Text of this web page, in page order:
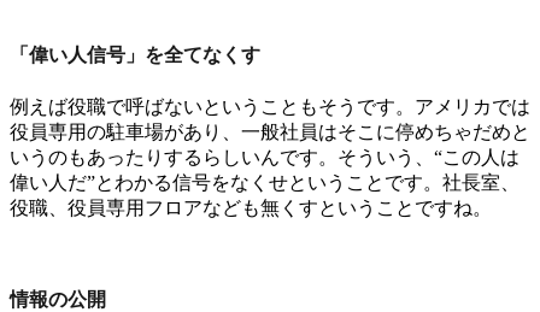
「偉い人信号」を全てなくす
例えば役職で呼ばないということもそうです。アメリカでは
役員専用の駐車場があり、一般社員はそこに停めちゃだめと
いうのもあったりするらしいんです。そういう、“この人は
偉い人だ”とわかる信号をなくせということです。社長室、
役職、役員専用フロアなども無くすということですね。
情報の公開